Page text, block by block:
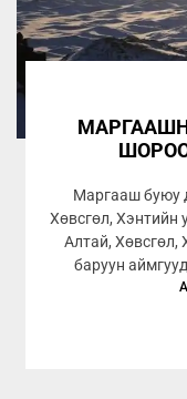
Маргааш буюу
Хөвсгөл, Хэнтийн
Алтай, Хөвсгөл,
баруун